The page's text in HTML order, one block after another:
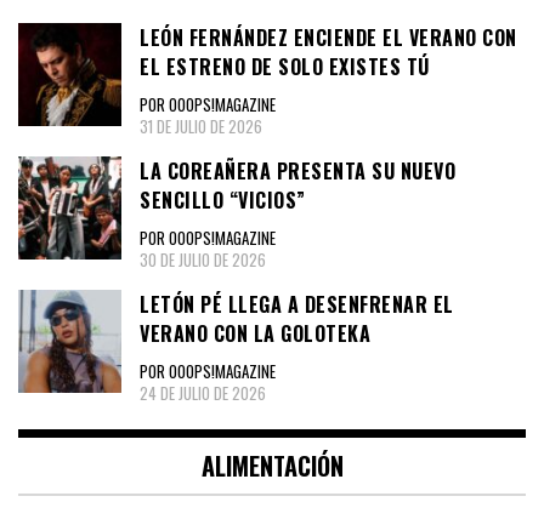
LEÓN FERNÁNDEZ ENCIENDE EL VERANO CON
EL ESTRENO DE SOLO EXISTES TÚ
POR OOOPS!MAGAZINE
31 DE JULIO DE 2026
LA COREAÑERA PRESENTA SU NUEVO
SENCILLO “VICIOS”
POR OOOPS!MAGAZINE
30 DE JULIO DE 2026
LETÓN PÉ LLEGA A DESENFRENAR EL
VERANO CON LA GOLOTEKA
POR OOOPS!MAGAZINE
24 DE JULIO DE 2026
ALIMENTACIÓN